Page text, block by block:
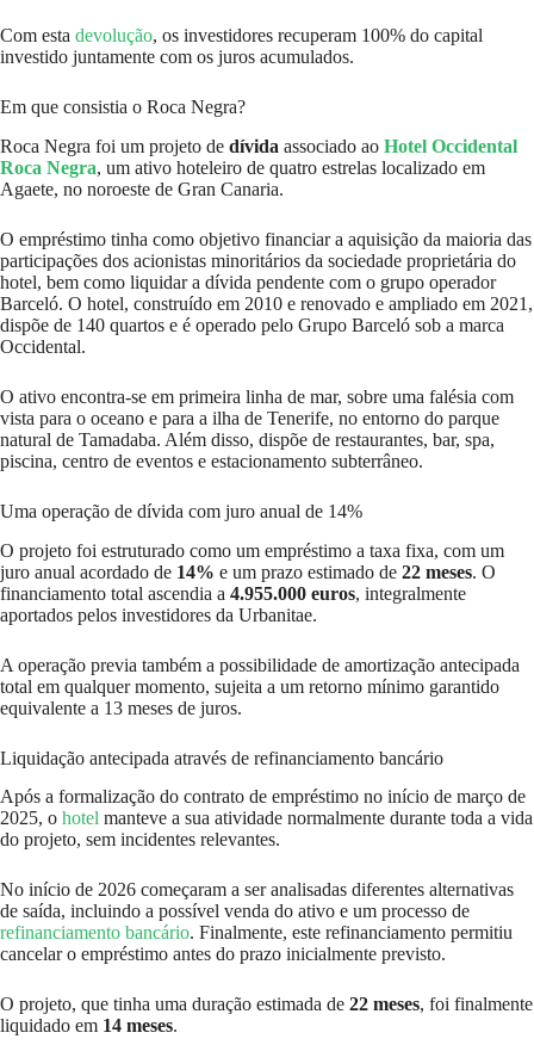
Com esta devolução, os investidores recuperam 100% do capital
investido juntamente com os juros acumulados.
Em que consistia o Roca Negra?
Roca Negra foi um projeto de dívida associado ao Hotel Occidental
Roca Negra, um ativo hoteleiro de quatro estrelas localizado em
Agaete, no noroeste de Gran Canaria.
O empréstimo tinha como objetivo financiar a aquisição da maioria das
participações dos acionistas minoritários da sociedade proprietária do
hotel, bem como liquidar a dívida pendente com o grupo operador
Barceló. O hotel, construído em 2010 e renovado e ampliado em 2021,
dispõe de 140 quartos e é operado pelo Grupo Barceló sob a marca
Occidental.
O ativo encontra-se em primeira linha de mar, sobre uma falésia com
vista para o oceano e para a ilha de Tenerife, no entorno do parque
natural de Tamadaba. Além disso, dispõe de restaurantes, bar, spa,
piscina, centro de eventos e estacionamento subterrâneo.
Uma operação de dívida com juro anual de 14%
O projeto foi estruturado como um empréstimo a taxa fixa, com um
juro anual acordado de 14% e um prazo estimado de 22 meses. O
financiamento total ascendia a 4.955.000 euros, integralmente
aportados pelos investidores da Urbanitae.
A operação previa também a possibilidade de amortização antecipada
total em qualquer momento, sujeita a um retorno mínimo garantido
equivalente a 13 meses de juros.
Liquidação antecipada através de refinanciamento bancário
Após a formalização do contrato de empréstimo no início de março de
2025, o hotel manteve a sua atividade normalmente durante toda a vida
do projeto, sem incidentes relevantes.
No início de 2026 começaram a ser analisadas diferentes alternativas
de saída, incluindo a possível venda do ativo e um processo de
refinanciamento bancário. Finalmente, este refinanciamento permitiu
cancelar o empréstimo antes do prazo inicialmente previsto.
O projeto, que tinha uma duração estimada de 22 meses, foi finalmente
liquidado em 14 meses.